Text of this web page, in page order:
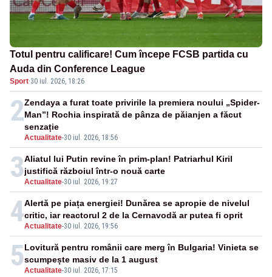
Totul pentru calificare! Cum începe FCSB partida cu
Auda din Conference League
Sport·30 iul. 2026, 18:26
2
Actualitate-30 iul. 2026, 18:56
Zendaya a furat toate privirile la premiera noului „Spider-
Man”! Rochia inspirată de pânza de păianjen a făcut
senzație
3Actualitate-30 iul. 2026, 19:27
Aliatul lui Putin revine în prim-plan! Patriarhul Kiril
justifică războiul într-o nouă carte
4Actualitate-30 iul. 2026, 19:56
Alertă pe piața energiei! Dunărea se apropie de nivelul
critic, iar reactorul 2 de la Cernavodă ar putea fi oprit
5Actualitate-30 iul. 2026, 17:15
Lovitură pentru românii care merg în Bulgaria! Vinieta se
scumpește masiv de la 1 august